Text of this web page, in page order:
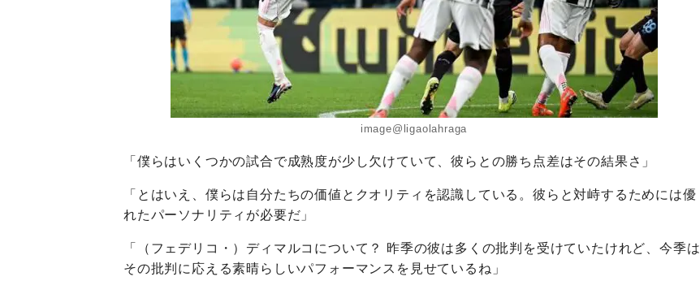
image@ligaolahraga
「僕らはいくつかの試合で成熟度が少し欠けていて、彼らとの勝ち点差はその結果さ」
「とはいえ、僕らは自分たちの価値とクオリティを認識している。彼らと対峙するためには優
れたパーソナリティが必要だ」
「（フェデリコ・）ディマルコについて？ 昨季の彼は多くの批判を受けていたけれど、今季は
その批判に応える素晴らしいパフォーマンスを見せているね」